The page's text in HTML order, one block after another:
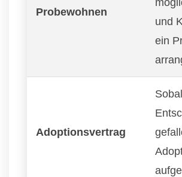
Probewohnen
und
ein
Adoptionsvertrag